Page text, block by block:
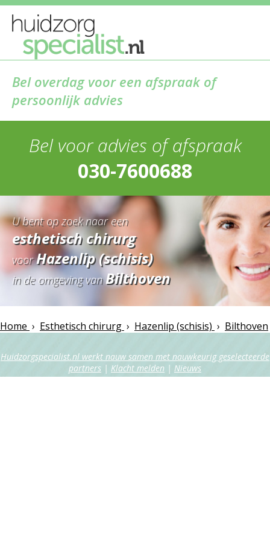
Bel overdag voor een afspraak of
persoonlijk advies
Bel voor advies of afspraak
030-7600688
U bent op zoek naar een
esthetisch chirurg
voorHazenlip (schisis)
in de omgeving vanBilthoven
Home › Esthetisch chirurg › Hazenlip (schisis) › Bilthoven
Huidzorgspecialist.nl werkt nauw samen met nauwkeurig geselecteerde
partners | Klacht melden | Nieuws